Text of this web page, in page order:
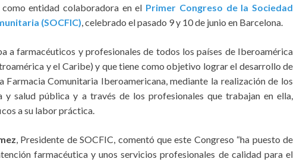
entidad colaboradora en el Primer Congreso de la Sociedad
(SOCFIC), celebrado el pasado 9 y 10 de junio en Barcelona.
a farmacéuticos y profesionales de todos los países de Iberoamérica
y el Caribe) y que tiene como objetivo lograr el desarrollo de
Farmacia Comunitaria Iberoamericana, mediante la realización de los
y salud pública y a través de los profesionales que trabajan en ella,
a su labor práctica.
, Presidente de SOCFIC, comentó que este Congreso “ha puesto de
farmacéutica y unos servicios profesionales de calidad para el